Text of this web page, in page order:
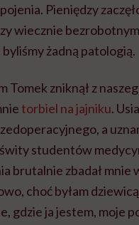
Pieniędzy
wiecznie
żadną patologią.
Tomek zniknął z
torbiel na jajniku.
a
studentów
brutalnie zbadał mnie
choć byłam
gdzie ja jestem, moje